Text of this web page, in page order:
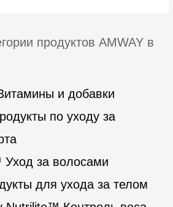
лосьон
продуктов AMWAY в
и добавки
по уходу за
за волосами
для ухода за телом